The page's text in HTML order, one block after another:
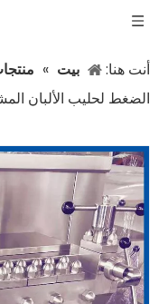
أنت هنا: بيت »
الضغط لحليب الألبان